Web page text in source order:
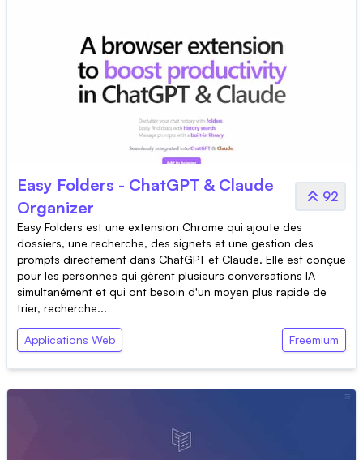
Easy Folders - ChatGPT & Claude
Organizer
92
Easy Folders est une extension Chrome qui ajoute des
dossiers, une recherche, des signets et une gestion des
prompts directement dans ChatGPT et Claude. Elle est conçue
pour les personnes qui gèrent plusieurs conversations IA
simultanément et qui ont besoin d'un moyen plus rapide de
trier, recherche...
Applications Web Freemium